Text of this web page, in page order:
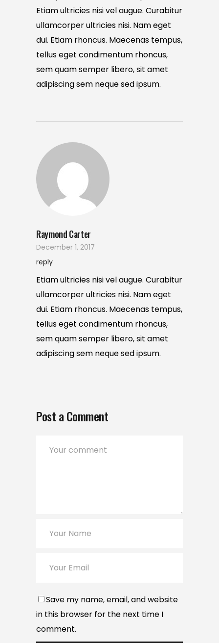
Etiam ultricies nisi vel augue. Curabitur
ullamcorper ultricies nisi. Nam eget
dui. Etiam rhoncus. Maecenas tempus,
tellus eget condimentum rhoncus,
sem quam semper libero, sit amet
adipiscing sem neque sed ipsum.
Raymond Carter
December 1, 2017
reply
Etiam ultricies nisi vel augue. Curabitur
ullamcorper ultricies nisi. Nam eget
dui. Etiam rhoncus. Maecenas tempus,
tellus eget condimentum rhoncus,
sem quam semper libero, sit amet
adipiscing sem neque sed ipsum.
Post a Comment
Save my name, email, and website
in this browser for the next time I
comment.